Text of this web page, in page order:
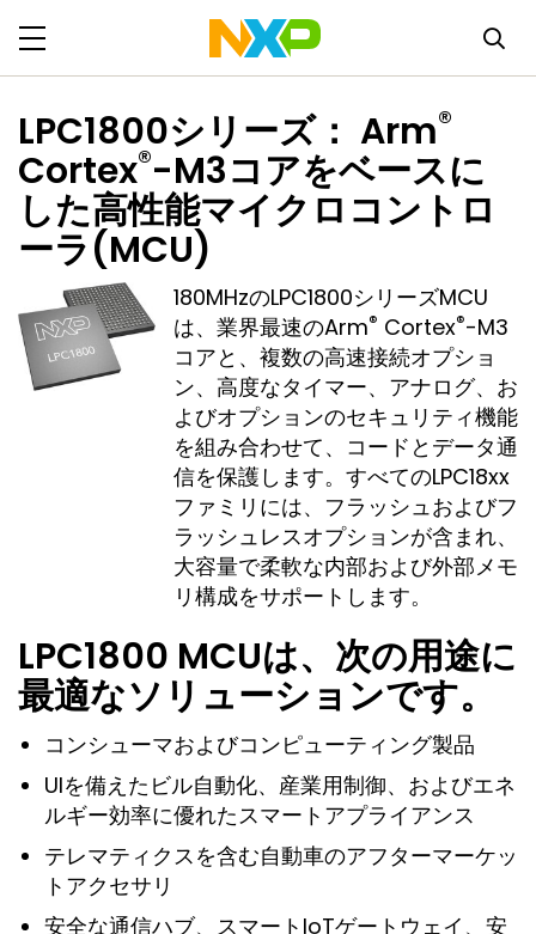
LPC1800シリーズ： Arm®
Cortex®-M3コアをベースに
した高性能マイクロコントロ
ーラ(MCU)
180MHzのLPC1800シリーズMCU
は、業界最速のArm® Cortex®-M3
コアと、複数の高速接続オプショ
ン、高度なタイマー、アナログ、お
よびオプションのセキュリティ機能
を組み合わせて、コードとデータ通
信を保護します。すべてのLPC18xx
ファミリには、フラッシュおよびフ
ラッシュレスオプションが含まれ、
大容量で柔軟な内部および外部メモ
リ構成をサポートします。
LPC1800 MCUは、次の用途に
最適なソリューションです。
コンシューマおよびコンピューティング製品
UIを備えたビル自動化、産業用制御、およびエネ
ルギー効率に優れたスマートアプライアンス
テレマティクスを含む自動車のアフターマーケッ
トアクセサリ
安全な通信ハブ、スマートIoTゲートウェイ、安